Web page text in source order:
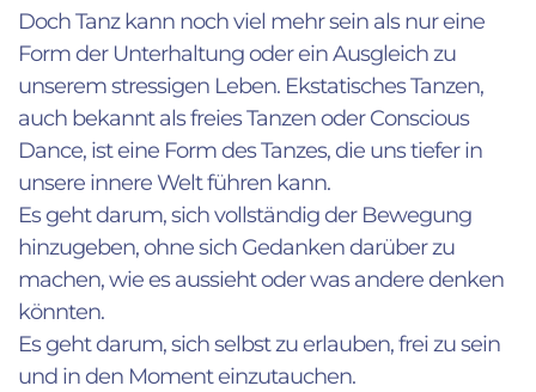
Doch Tanz kann noch viel mehr sein als nur eine
Form der Unterhaltung oder ein Ausgleich zu
unserem stressigen Leben. Ekstatisches Tanzen,
auch bekannt als freies Tanzen oder Conscious
Dance, ist eine Form des Tanzes, die uns tiefer in
unsere innere Welt führen kann.
Es geht darum, sich vollständig der Bewegung
hinzugeben, ohne sich Gedanken darüber zu
machen, wie es aussieht oder was andere denken
könnten.
Es geht darum, sich selbst zu erlauben, frei zu sein
und in den Moment einzutauchen.